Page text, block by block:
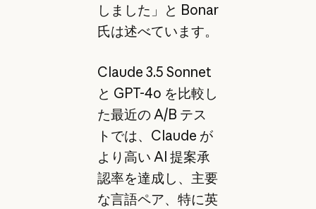
しました」と Bonar
氏は述べています。
Claude 3.5 Sonnet
と GPT-4o を比較し
た最近の A/B テス
トでは、Claude が
より高い AI 提案承
認率を達成し、主要
な言語ペア、特に英